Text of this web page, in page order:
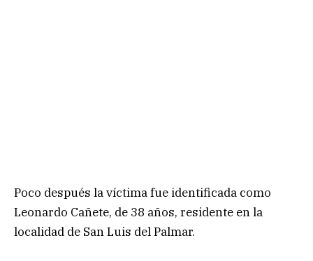
Poco después la víctima fue identificada como
Leonardo Cañete, de 38 años, residente en la
localidad de San Luis del Palmar.